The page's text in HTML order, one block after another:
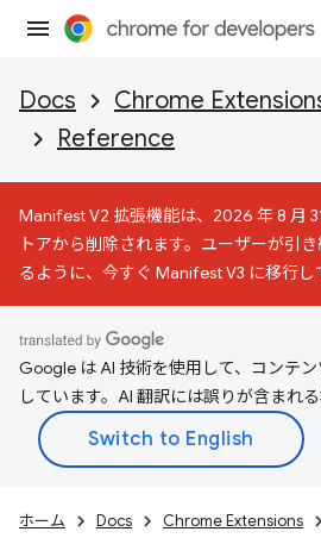
Docs Chrome
Reference
Manifest V2 拡張機能は、2026 年 8 月
トアから削除されます。ユーザーが引
るように、今すぐ Manifest V3 に移行し
Google は AI 技術を使用して、コンテ
しています。AI 翻訳には誤りが含まれる
ホーム Docs Chrome Extensions